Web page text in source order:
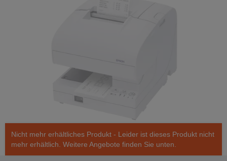
Nicht mehr erhältliches Produkt - Leider ist dieses Produkt nicht
mehr erhältlich. Weitere Angebote finden Sie unten.